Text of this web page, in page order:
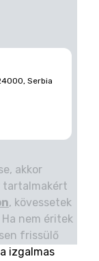
Serbia
akkor
tartalmakért
, kövessetek
Ha nem éritek
frissülő
izgalmas